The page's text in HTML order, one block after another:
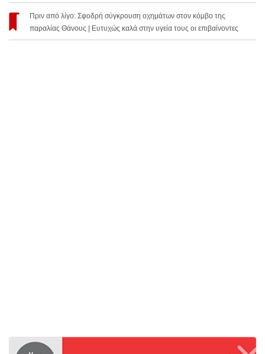
Πριν από λίγο: Σφοδρή σύγκρουση οχημάτων στον κόμβο της
παραλίας Θάνους | Ευτυχώς καλά στην υγεία τους οι επιβαίνοντες